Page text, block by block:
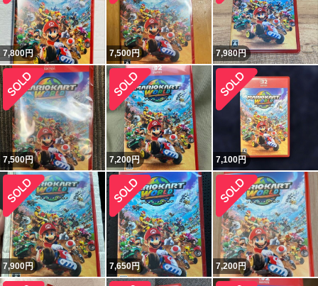
7,800円 7,500円 7,980円
7,500円 7,200円 7,100円
7,900円 7,650円 7,200円